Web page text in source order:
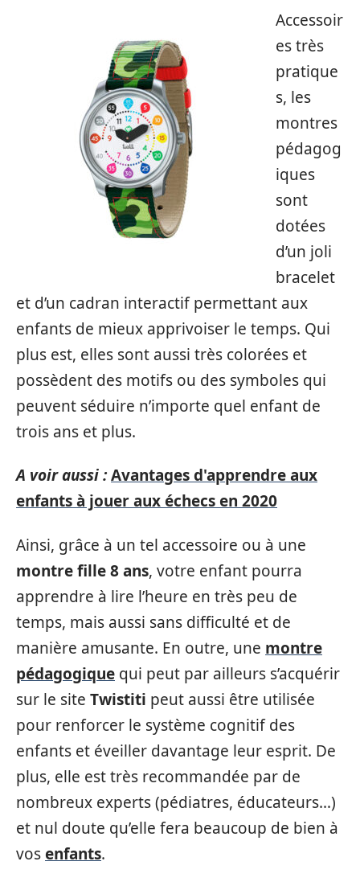
Accessoir
es très
pratique
s, les
montres
pédagog
iques
sont
dotées
d’un joli
bracelet
et d’un cadran interactif permettant aux
enfants de mieux apprivoiser le temps. Qui
plus est, elles sont aussi très colorées et
possèdent des motifs ou des symboles qui
peuvent séduire n’importe quel enfant de
trois ans et plus.
A voir aussi :Avantages d'apprendre aux
enfants à jouer aux échecs en 2020
Ainsi, grâce à un tel accessoire ou à une
montre fille 8 ans, votre enfant pourra
apprendre à lire l’heure en très peu de
temps, mais aussi sans difficulté et de
manière amusante. En outre, une montre
pédagogique qui peut par ailleurs s’acquérir
sur le site Twistiti peut aussi être utilisée
pour renforcer le système cognitif des
enfants et éveiller davantage leur esprit. De
plus, elle est très recommandée par de
nombreux experts (pédiatres, éducateurs…)
et nul doute qu’elle fera beaucoup de bien à
vosenfants.